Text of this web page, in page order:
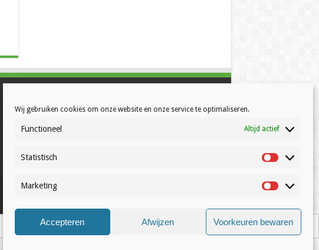
Wij gebruiken cookies om onze website en onze service te optimaliseren.
Functioneel Altijd actief
Statistisch Statistisch
Marketing Marketing
Accepteren Afwijzen Voorkeuren bewaren